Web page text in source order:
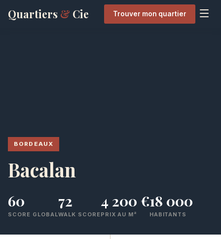
Quartiers & Cie Trouver mon quartier
BORDEAUX
Bacalan
60
SCORE GLOBAL
72
WALK SCORE
4 200 €
PRIX AU M²
18 000
HABITANTS